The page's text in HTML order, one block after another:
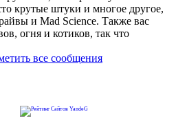
крутые штуки и многое другое,
и Mad Science. Также вас
огня и котиков, так что
все сообщения